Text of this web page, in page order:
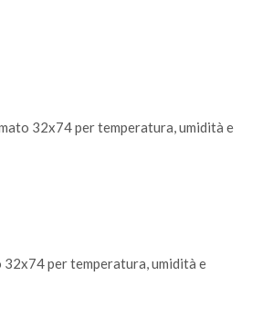
32x74 per temperatura, umidità e
per temperatura, umidità e